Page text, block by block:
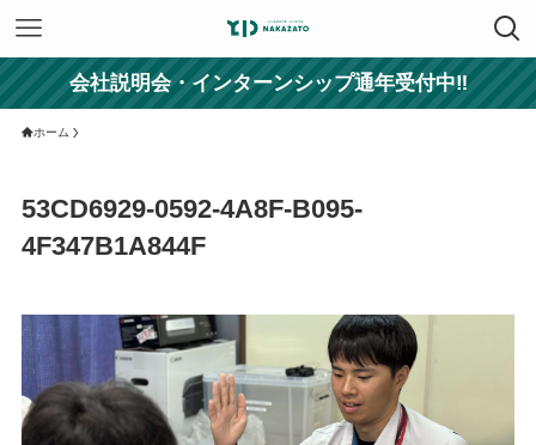
会社説明会・インターンシップ通年受付中‼
ホーム
53CD6929-0592-4A8F-B095-
4F347B1A844F